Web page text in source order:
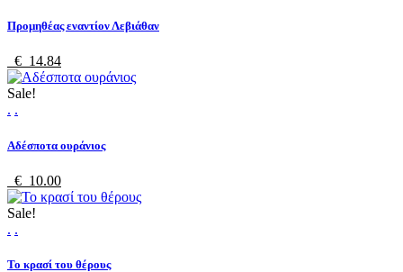
Προμηθέας εναντίον Λεβιάθαν
€ 14.84
Sale!
. .
Αδέσποτα ουράνιος
€ 10.00
Sale!
. .
Το κρασί του θέρους